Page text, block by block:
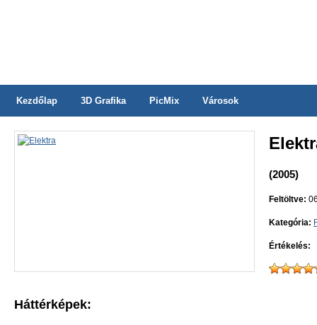
Kezdőlap 3D Grafika PicMix Városok
(2005)
Feltöltve:
Kategória:
Értékelés:
Háttérképek: